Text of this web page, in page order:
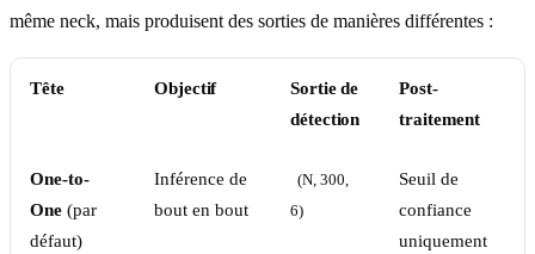
même neck, mais produisent des sorties de manières différentes :
Tête Objectif
Sortie de
détection
Post-
traitement
One-to-
One (par
défaut)
Inférence de
bout en bout
(N, 300,
6)
Seuil de
confiance
uniquement